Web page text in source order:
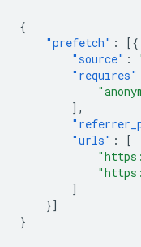
{
"prefetch" :
[{
"source" :
"requires"
],
"urls" :
[
]
}]
}